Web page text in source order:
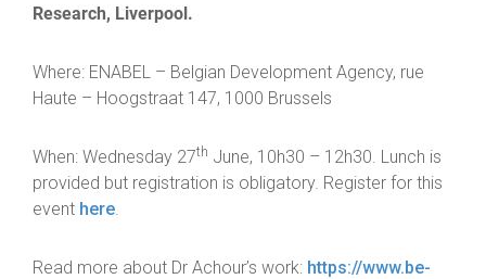
Research, Liverpool.
Where: ENABEL – Belgian Development Agency, rue
Haute – Hoogstraat 147, 1000 Brussels
When: Wednesday 27th June, 10h30 – 12h30. Lunch is
provided but registration is obligatory. Register for this
event here.
Read more about Dr Achour’s work: https://www.be-